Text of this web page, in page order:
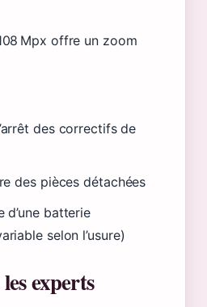
Mpx offre un zoom
des correctifs de
des pièces détachées
d’une batterie
selon l’usure)
experts